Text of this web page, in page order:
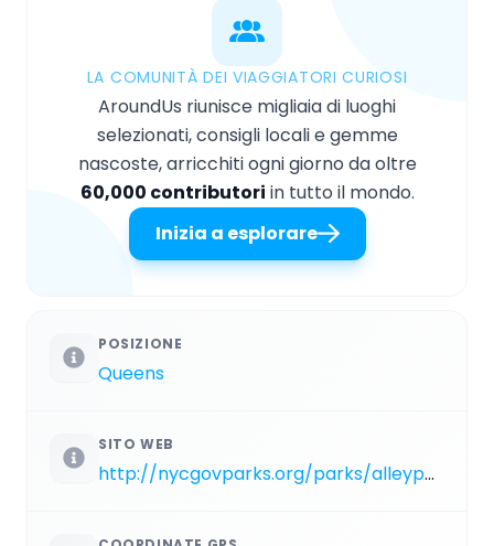
LA COMUNITÀ DEI VIAGGIATORI CURIOSI
AroundUs riunisce migliaia di luoghi
selezionati, consigli locali e gemme
nascoste, arricchiti ogni giorno da oltre
60,000 contributori in tutto il mondo.
Inizia a esplorare
POSIZIONE
Queens
SITO WEB
http://nycgovparks.org/parks/alleypondpark